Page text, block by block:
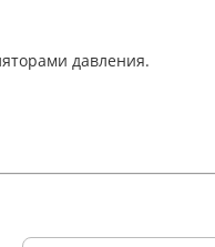
давления.